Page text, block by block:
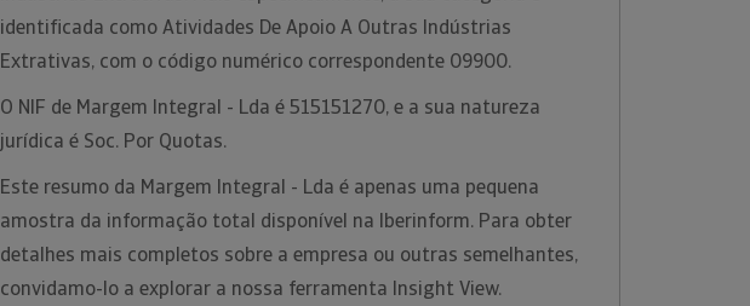
identificada como Atividades De Apoio A Outras Indústrias
Extrativas, com o código numérico correspondente 09900.
O NIF de Margem Integral - Lda é 515151270, e a sua natureza
jurídica é Soc. Por Quotas.
Este resumo da Margem Integral - Lda é apenas uma pequena
amostra da informação total disponível na Iberinform. Para obter
detalhes mais completos sobre a empresa ou outras semelhantes,
convidamo-lo a explorar a nossa ferramenta Insight View.